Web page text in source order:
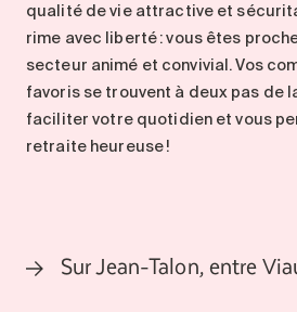
qualité de vie attractive et
rime avec liberté: vous êtes
secteur animé et convivial. Vos
favoris se trouvent à deux pas de
faciliter votre quotidien et vous
retraite heureuse!
Sur Jean-Talon, entre